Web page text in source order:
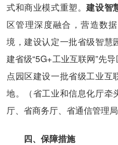
式和商业模式重塑。建设智
区管理深度融合，营造数
境，建设认定一批省级智慧
建省级“5G+工业互联网”先
点园区建设一批省级工业互
地。（省工业和信息化厅牵
厅、省商务厅、省通信管理
四、保障措施